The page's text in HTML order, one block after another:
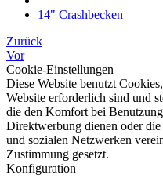
14" Crashbecken
Zurück
Vor
Cookie-Einstellungen
Diese Website benutzt
Website erforderlich sind und
die den Komfort bei
Direktwerbung dienen oder
und sozialen Netzwerken
Zustimmung gesetzt.
Konfiguration